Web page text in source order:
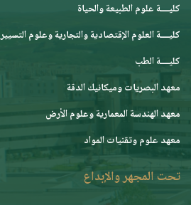
كليــــة علوم الطبيعة والحياة
كليــــة العلوم الإقتصادية والتجارية وعلوم التسيير
كليــــة الطب
معهد البصريات وميكانيك الدقة
معهد الهندسة المعمارية وعلوم الأرض
معهد علوم وتقنيات المواد
تحت المجهر والإبداع